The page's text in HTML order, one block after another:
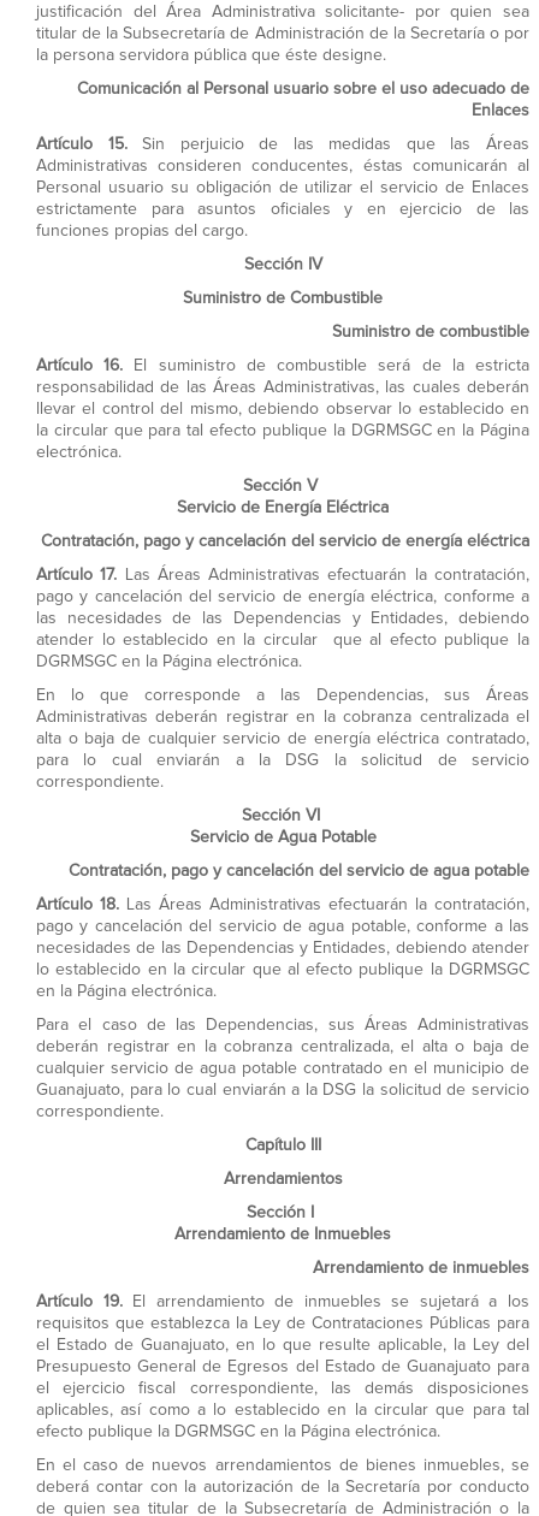
justificación del Área Administrativa solicitante- por quien sea
titular de la Subsecretaría de Administración de la Secretaría o por
la persona servidora pública que éste designe.
Comunicación al Personal usuario sobre el uso adecuado de
Enlaces
Artículo 15.Sin perjuicio de las medidas que las Áreas
Administrativas consideren conducentes, éstas comunicarán al
Personal usuario su obligación de utilizar el servicio de Enlaces
estrictamente para asuntos oficiales y en ejercicio de las
funciones propias del cargo.
Sección IV
Suministro de Combustible
Suministro de combustible
Artículo 16. El suministro de combustible será de la estricta
responsabilidad de las Áreas Administrativas, las cuales deberán
llevar el control del mismo, debiendo observar lo establecido en
la circular que para tal efecto publique la DGRMSGC en la Página
electrónica.
Sección V
Servicio de Energía Eléctrica
Contratación, pago y cancelación del servicio de energía eléctrica
Artículo 17.
Las Áreas Administrativas efectuarán la contratación,
pago y cancelación del servicio de energía eléctrica, conforme a
las necesidades de las Dependencias y Entidades, debiendo
atender lo establecido en la circular que al efecto publique la
DGRMSGC en la Página electrónica.
En lo que corresponde a las Dependencias, sus Áreas
Administrativas deberán registrar en la cobranza centralizada el
alta o baja de cualquier servicio de energía eléctrica contratado,
para lo cual enviarán a la DSG la solicitud de servicio
correspondiente.
Sección VI
Servicio de Agua Potable
Contratación, pago y cancelación del servicio de agua potable
Artículo 18. Las Áreas Administrativas efectuarán la contratación,
pago y cancelación del servicio de agua potable, conforme a las
necesidades de las Dependencias y Entidades, debiendo atender
lo establecido en la circular que al efecto publique la DGRMSGC
en la Página electrónica.
Para el caso de las Dependencias, sus Áreas Administrativas
deberán registrar en la cobranza centralizada, el alta o baja de
cualquier servicio de agua potable contratado en el municipio de
Guanajuato, para lo cual enviarán a la DSG la solicitud de servicio
correspondiente.
Capítulo III
Arrendamientos
Sección I
Arrendamiento de Inmuebles
Arrendamiento de inmuebles
Artículo 19.El arrendamiento de inmuebles se sujetará a los
requisitos que establezca la Ley de Contrataciones Públicas para
el Estado de Guanajuato, en lo que resulte aplicable, la Ley del
Presupuesto General de Egresos del Estado de Guanajuato para
el ejercicio fiscal correspondiente, las demás disposiciones
aplicables, así como a lo establecido en la circular que para tal
efecto publique la DGRMSGC en la Página electrónica.
En el caso de nuevos arrendamientos de bienes inmuebles, se
deberá contar con la autorización de la Secretaría por conducto
de quien sea titular de la Subsecretaría de Administración o la